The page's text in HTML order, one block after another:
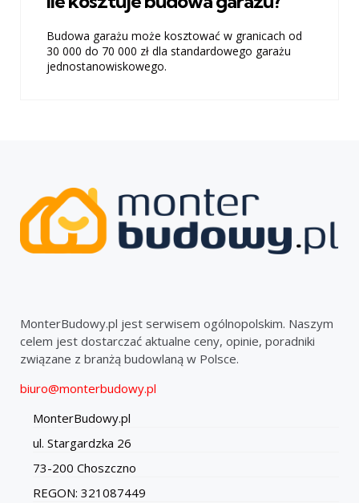
Budowa garażu może kosztować w granicach od
30 000 do 70 000 zł dla standardowego garażu
jednostanowiskowego.
MonterBudowy.pl jest serwisem ogólnopolskim. Naszym
celem jest dostarczać aktualne ceny, opinie, poradniki
związane z branżą budowlaną w Polsce.
biuro@monterbudowy.pl
MonterBudowy.pl
ul. Stargardzka 26
73-200 Choszczno
REGON: 321087449